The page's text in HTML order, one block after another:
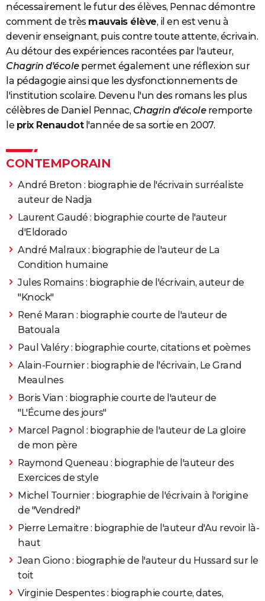
nécessairement le futur des élèves, Pennac démontre
comment de très mauvais élève, il en est venu à
devenir enseignant, puis contre toute attente, écrivain.
Au détour des expériences racontées par l'auteur,
Chagrin d'écolepermet également une réflexion sur
la pédagogie ainsi que les dysfonctionnements de
l'institution scolaire. Devenu l'un des romans les plus
célèbres de Daniel Pennac, Chagrin d'écoleremporte
le prix Renaudotl'année de sa sortie en 2007.
CONTEMPORAIN
André Breton : biographie de l'écrivain surréaliste
auteur de Nadja
Laurent Gaudé : biographie courte de l'auteur
d'Eldorado
André Malraux : biographie de l'auteur de La
Condition humaine
Jules Romains : biographie de l'écrivain, auteur de
"Knock"
René Maran : biographie courte de l'auteur de
Batouala
Paul Valéry : biographie courte, citations et poèmes
Alain-Fournier : biographie de l'écrivain, Le Grand
Meaulnes
Boris Vian : biographie courte de l'auteur de
"L'Écume des jours"
Marcel Pagnol : biographie de l'auteur de La gloire
de mon père
Raymond Queneau : biographie de l'auteur des
Exercices de style
Michel Tournier : biographie de l'écrivain à l'origine
de "Vendredi"
Pierre Lemaitre : biographie de l'auteur d'Au revoir là-
haut
Jean Giono : biographie de l'auteur du Hussard sur le
toit
Virginie Despentes : biographie courte, dates,